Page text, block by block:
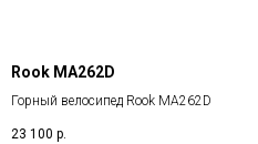
Rook MA262D
Горный велосипед Rook MA262D
23 100 р.